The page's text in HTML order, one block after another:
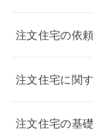
注文住宅の依
注文住宅に関
注文住宅の基